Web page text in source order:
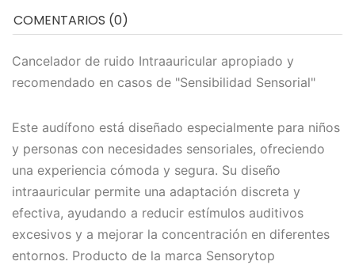
COMENTARIOS (0)
Cancelador de ruido Intraauricular apropiado y
recomendado en casos de "Sensibilidad Sensorial"
Este audífono está diseñado especialmente para niños
y personas con necesidades sensoriales, ofreciendo
una experiencia cómoda y segura. Su diseño
intraauricular permite una adaptación discreta y
efectiva, ayudando a reducir estímulos auditivos
excesivos y a mejorar la concentración en diferentes
entornos. Producto de la marca Sensorytop